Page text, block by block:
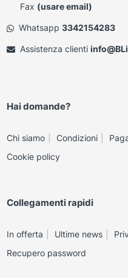
Fax (usare email)
Whatsapp 3342154283
Assistenza clienti
Hai domande?
Chi siamo Condizioni
Cookie policy
Collegamenti rapidi
In offerta Ultime news
Recupero password